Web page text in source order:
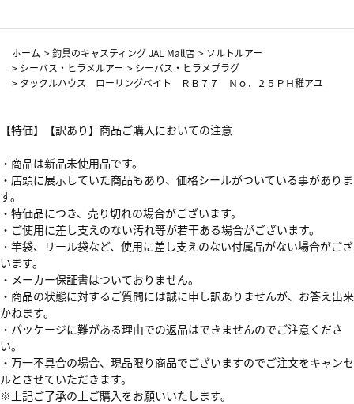
ホーム >釣具のキャスティング JAL Mall店 > ソルトルアー
> シーバス・ヒラメルアー > シーバス・ヒラメプラグ
> タックルハウス ローリングベイト ＲＢ７７ Ｎｏ．２５ＰＨ稚アユ
【特価】【訳あり】商品ご購入においての注意
・商品は新品未使用品です。
・店頭に展示していた商品もあり、価格シールがついている事がありま
す。
・特価品につき、売り切れの場合がございます。
・ご使用に差し支えのない汚れ等が若干ある場合がございます。
・竿袋、リール袋など、使用に差し支えのない付属品がない場合がござ
います。
・メーカー保証書はついておりません。
・商品の状態に対するご質問には誠に申し訳ありませんが、お答え出来
かねます。
・パッケージに難がある理由での返品はできませんのでご注意くださ
い。
・万一不具合の場合、現品限り商品でございますのでご注文をキャンセ
ルとさせていただきます。
※上記ご了承の上ご購入をお願いいたします。